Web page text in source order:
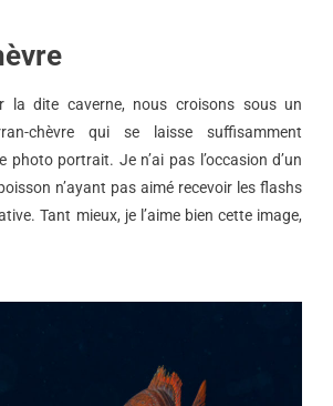
la dite caverne, nous croisons sous un
chèvre qui se laisse suffisamment
photo portrait. Je n’ai pas l’occasion d’un
n’ayant pas aimé recevoir les flashs
Tant mieux, je l’aime bien cette image,